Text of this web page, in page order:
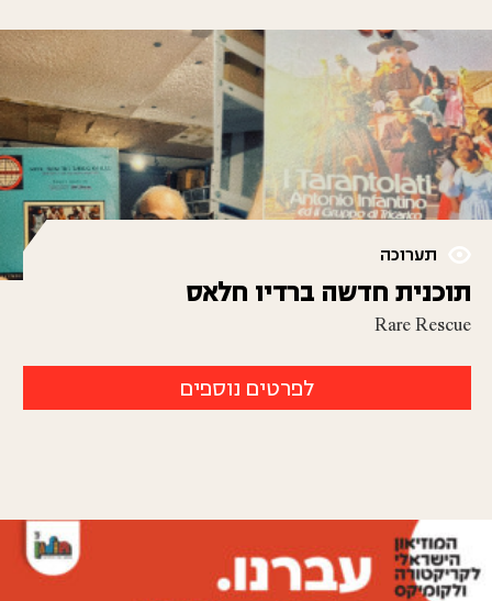
תערוכה
תוכנית חדשה ברדיו חלאס
Rare Rescue
לפרטים נוספים